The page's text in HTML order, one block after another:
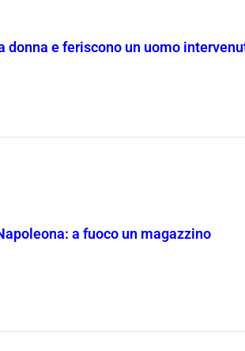
donna e feriscono un uomo
a fuoco un magazzino